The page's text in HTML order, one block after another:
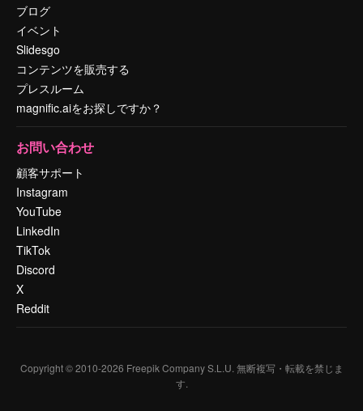
ブログ
イベント
Slidesgo
コンテンツを販売する
プレスルーム
magnific.aiをお探しですか？
お問い合わせ
顧客サポート
Instagram
YouTube
LinkedIn
TikTok
Discord
X
Reddit
Copyright © 2010-2026 Freepik Company S.L.U. 無断複写・転載を禁じま
す.